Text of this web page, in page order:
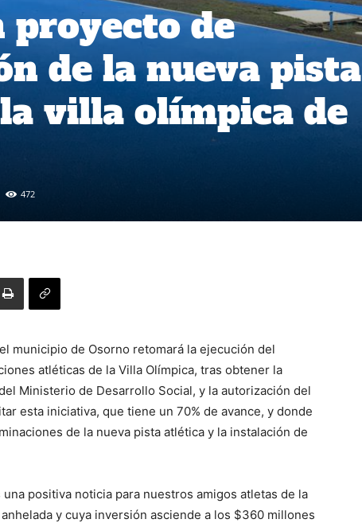
proyecto de
de la nueva pista
villa olímpica de
472
municipio de Osorno retomará la ejecución del
atléticas de la Villa Olímpica, tras obtener la
Ministerio de Desarrollo Social, y la autorización del
esta iniciativa, que tiene un 70% de avance, y donde
de la nueva pista atlética y la instalación de
positiva noticia para nuestros amigos atletas de la
y cuya inversión asciende a los $360 millones